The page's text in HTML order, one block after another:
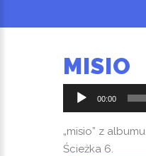
MISIO
Odtwarzacz
plików
dźwiękowych
00:00
„misio” z
Ścieżka 6.